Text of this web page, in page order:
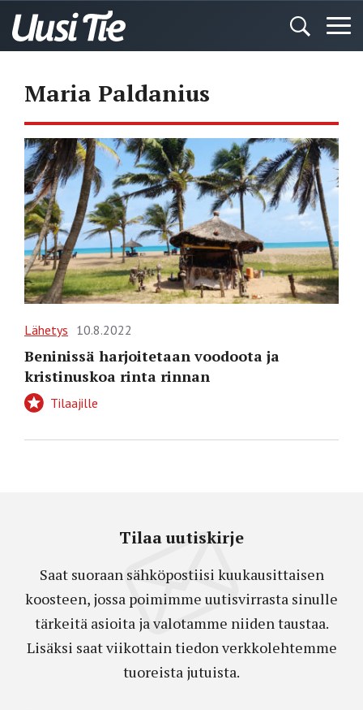
Maria Paldanius
Lähetys 10.8.2022
Beninissä harjoitetaan voodoota ja
kristinuskoa rinta rinnan
Tilaajille
Tilaa uutiskirje
Saat suoraan sähköpostiisi kuukausittaisen
koosteen, jossa poimimme uutisvirrasta sinulle
tärkeitä asioita ja valotamme niiden taustaa.
Lisäksi saat viikottain tiedon verkkolehtemme
tuoreista jutuista.